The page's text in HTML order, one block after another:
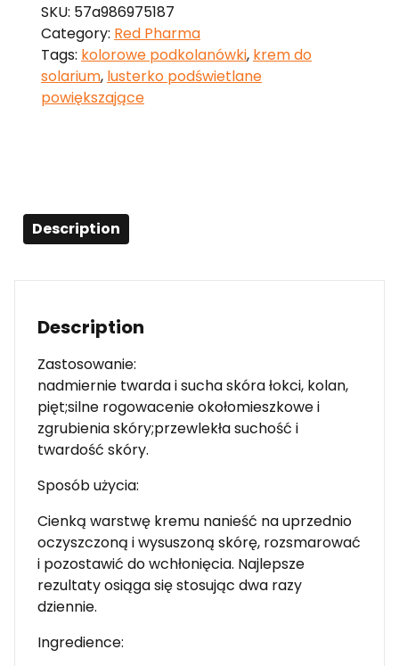
SKU: 57a986975187
Category: Red Pharma
Tags: kolorowe podkolanówki, krem do
solarium, lusterko podświetlane
powiększające
Description
Description
Zastosowanie:
nadmiernie twarda i sucha skóra łokci, kolan,
pięt;silne rogowacenie okołomieszkowe i
zgrubienia skóry;przewlekła suchość i
twardość skóry.
Sposób użycia:
Cienką warstwę kremu nanieść na uprzednio
oczyszczoną i wysuszoną skórę, rozsmarować
i pozostawić do wchłonięcia. Najlepsze
rezultaty osiąga się stosując dwa razy
dziennie.
Ingredience: